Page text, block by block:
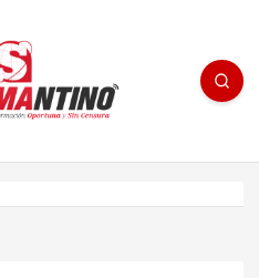
- medios/noticias/editorial